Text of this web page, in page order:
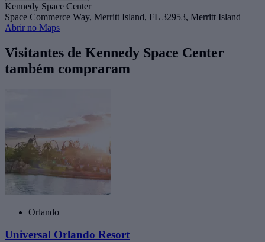
Kennedy Space Center
Space Commerce Way, Merritt Island, FL 32953, Merritt Island
Abrir no Maps
Visitantes de Kennedy Space Center
também compraram
Orlando
Universal Orlando Resort